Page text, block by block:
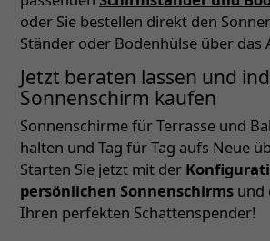
oder Sie bestellen direkt den
Ständer oder Bodenhülse über das
Jetzt beraten lassen und
Sonnenschirm kaufen
Sonnenschirme für Terrasse und
halten und Tag für Tag aufs Neue
Starten Sie jetzt mit der
persönlichen Sonnenschirms und
Ihren perfekten Schattenspender!